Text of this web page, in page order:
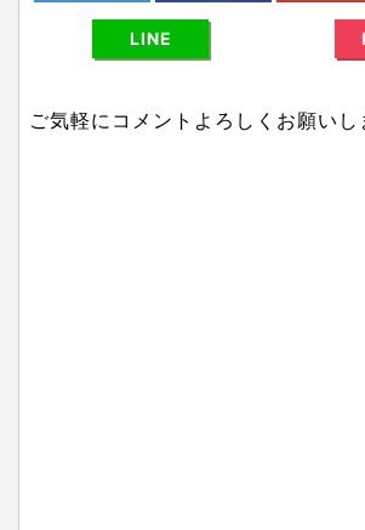
LINE
ご気軽にコメントよろしくお願いし